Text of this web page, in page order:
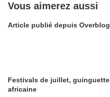
Vous aimerez aussi
Article publié depuis Overblog
Festivals de juillet, guinguette
africaine